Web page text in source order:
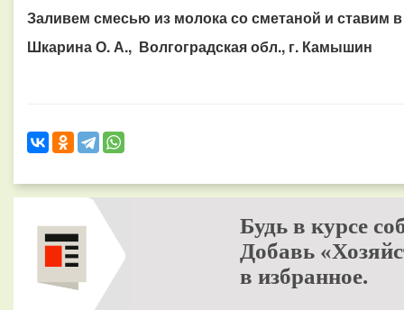
Заливем смесью из молока со сметаной и ставим
Шкарина О. А., Волгоградская обл., г. Камышин
Будь в курсе
Добавь
в избранное.